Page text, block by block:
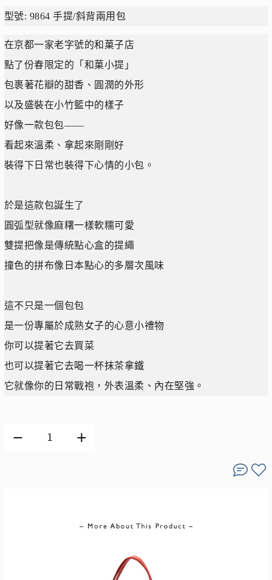
型號: 9864 手提/斜背兩用包
在京都一家老字號的和菓子店
點了份春限定的「和菓小提」
包裹著花瓣的甜香、圓潤的外形
以及盛裝在小竹籃中的樣子
好像一款包包——
看起來溫柔、拿起來剛剛好
裝得下日常也裝得下心情的小包。
於是這款包誕生了
圓弧型就像麻糬一樣軟糯可愛
雙提把像是傳統點心盒的提繩
撞色的拼布像日本點心的多層次風味
這不只是一個包包
是一份專屬於成熟女子的心意小禮物
你可以提著它去買菜
也可以提著它去喝一杯抹茶拿鐵
它就像你的日常戰袍，外表溫柔、內在堅強。